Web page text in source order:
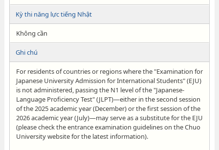
Kỳ thi năng lực tiếng Nhật
Không cần
Ghi chú
For residents of countries or regions where the "Examination for
Japanese University Admission for International Students" (EJU)
is not administered, passing the N1 level of the "Japanese-
Language Proficiency Test" (JLPT)—either in the second session
of the 2025 academic year (December) or the first session of the
2026 academic year (July)—may serve as a substitute for the EJU
(please check the entrance examination guidelines on the Chuo
University website for the latest information).